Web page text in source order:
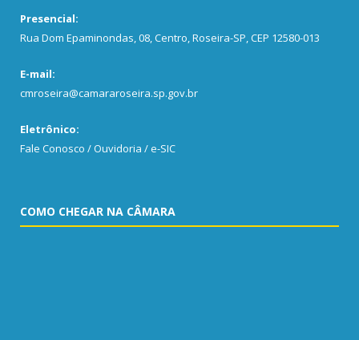
Presencial:
Rua Dom Epaminondas, 08, Centro, Roseira-SP, CEP 12580-013
E-mail:
cmroseira@camararoseira.sp.gov.br
Eletrônico:
Fale Conosco / Ouvidoria / e-SIC
COMO CHEGAR NA CÂMARA